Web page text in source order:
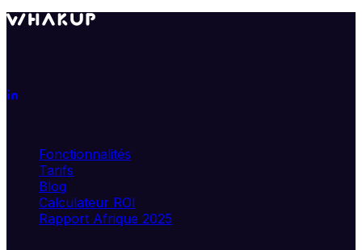
Fonctionnalités
Tarifs
Blog
Calculateur ROI
Rapport Afrique 2025